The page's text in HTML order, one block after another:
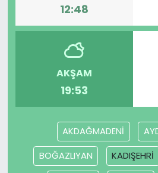
12:48
AKŞAM
19:53
AKDAĞMADENİ
BOĞAZLIYAN
KADIŞEHRİ